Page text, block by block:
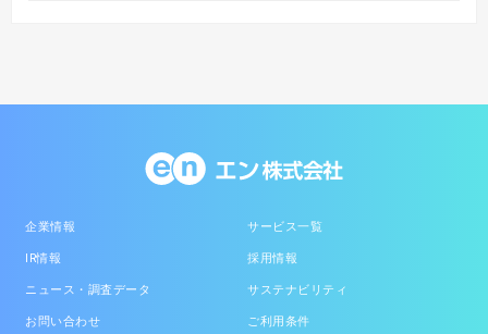
企業情報 サービス一覧
IR情報 採用情報
ニュース・調査データ サステナビリティ
お問い合わせ ご利用条件